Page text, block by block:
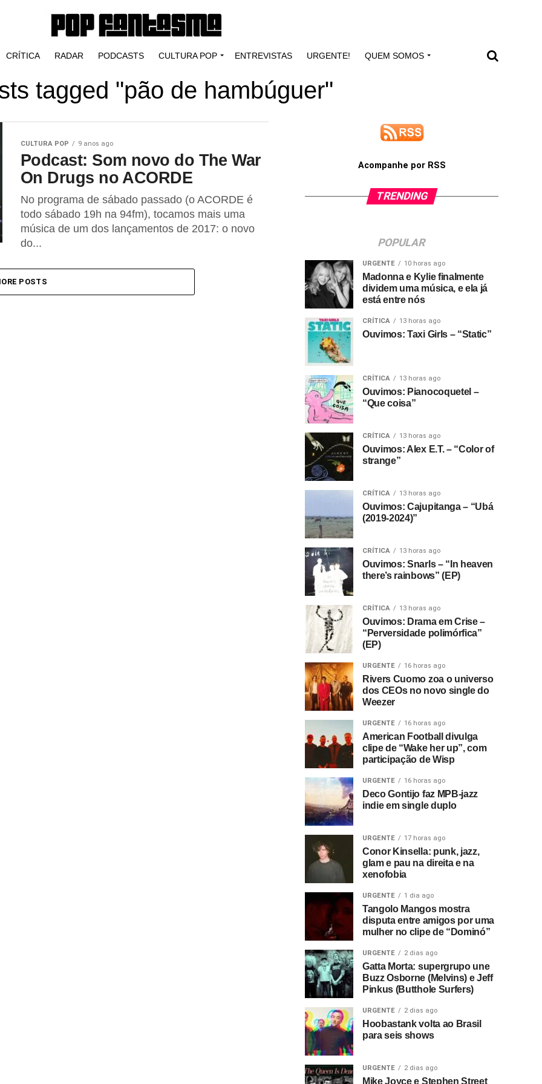
CRÍTICA RADAR PODCASTS CULTURA POP ENTREVISTAS URGENTE! QUEM SOMOS
tagged "pão de hambúguer"
CULTURA POP 9 anos ago
Podcast: Som novo do The War
On Drugs no ACORDE
No programa de sábado passado (o ACORDE é
todo sábado 19h na 94fm), tocamos mais uma
música de um dos lançamentos de 2017: o novo
do...
POSTS
Acompanhe por RSS
TRENDING
POPULAR
URGENTE 10 horas ago
Madonna e Kylie finalmente
dividem uma música, e ela já
está entre nós
CRÍTICA 13 horas ago
Ouvimos: Taxi Girls – “Static”
CRÍTICA 13 horas ago
Ouvimos: Pianocoquetel –
“Que coisa”
CRÍTICA 13 horas ago
Ouvimos: Alex E.T. – “Color of
strange”
CRÍTICA 13 horas ago
Ouvimos: Cajupitanga – “Ubá
(2019-2024)”
CRÍTICA 13 horas ago
Ouvimos: Snarls – “In heaven
there’s rainbows” (EP)
CRÍTICA 13 horas ago
Ouvimos: Drama em Crise –
“Perversidade polimórfica”
(EP)
URGENTE 16 horas ago
Rivers Cuomo zoa o universo
dos CEOs no novo single do
Weezer
URGENTE 16 horas ago
American Football divulga
clipe de “Wake her up”, com
participação de Wisp
URGENTE 16 horas ago
Deco Gontijo faz MPB-jazz
indie em single duplo
URGENTE 17 horas ago
Conor Kinsella: punk, jazz,
glam e pau na direita e na
xenofobia
URGENTE 1 dia ago
Tangolo Mangos mostra
disputa entre amigos por uma
mulher no clipe de “Dominó”
URGENTE 2 dias ago
Gatta Morta: supergrupo une
Buzz Osborne (Melvins) e Jeff
Pinkus (Butthole Surfers)
URGENTE 2 dias ago
Hoobastank volta ao Brasil
para seis shows
URGENTE 2 dias ago
Mike Joyce e Stephen Street